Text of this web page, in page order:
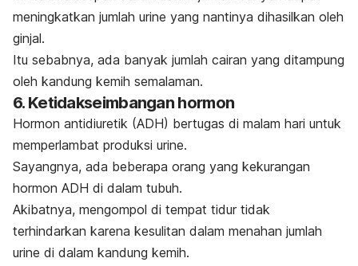
meningkatkan jumlah urine yang nantinya dihasilkan oleh
ginjal.
Itu sebabnya, ada banyak jumlah cairan yang ditampung
oleh kandung kemih semalaman.
6. Ketidakseimbangan hormon
Hormon antidiuretik (ADH) bertugas di malam hari untuk
memperlambat produksi urine.
Sayangnya, ada beberapa orang yang kekurangan
hormon ADH di dalam tubuh.
Akibatnya, mengompol di tempat tidur tidak
terhindarkan karena kesulitan dalam menahan jumlah
urine di dalam kandung kemih.